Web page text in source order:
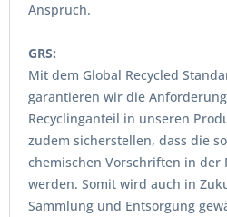
Anspruch.
GRS:
Mit dem Global Recycled
garantieren wir die
Recyclinganteil in unseren
zudem sicherstellen, dass die
chemischen Vorschriften in
werden. Somit wird auch in
Sammlung und Entsorgung